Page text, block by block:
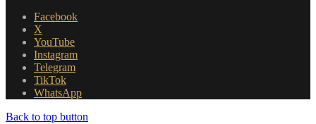
Facebook
X
YouTube
Instagram
Telegram
TikTok
WhatsApp
Back to top button